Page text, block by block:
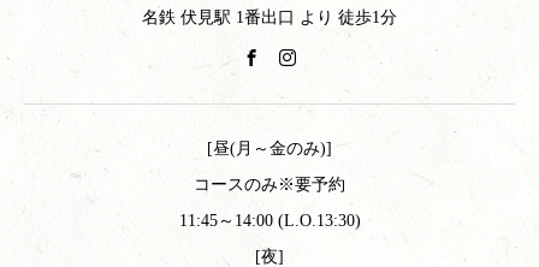
名鉄 伏見駅 1番出口 より 徒歩1分
[昼(月～金のみ)]
コースのみ※要予約
11:45～14:00 (L.O.13:30)
[夜]